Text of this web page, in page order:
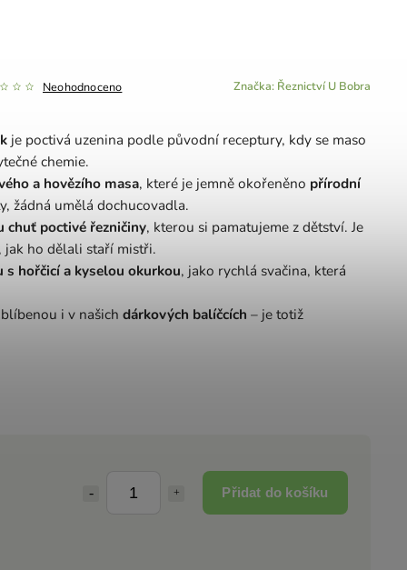
Přidat do košíku
Neohodnoceno Značka: Řeznictví U Bobra
je poctivá uzenina podle původní receptury, kdy se maso
chemie.
a hovězího masa, které je jemně okořeněno přírodní
žádná umělá dochucovadla.
chuť poctivé řezničiny, kterou si pamatujeme z dětství. Je
jak ho dělali staří mistři.
s hořčicí a kyselou okurkou, jako rychlá svačina, která
i v našich dárkových balíčcích – je totiž